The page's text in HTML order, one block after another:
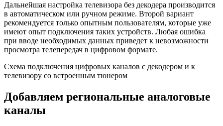
Дальнейшая настройка телевизора без декодера производится
в автоматическом или ручном режиме. Второй вариант
рекомендуется только опытным пользователям, которые уже
имеют опыт подключения таких устройств. Любая ошибка
при вводе необходимых данных приведет к невозможности
просмотра телепередач в цифровом формате.
Схема подключения цифровых каналов с декодером и к
телевизору со встроенным тюнером
Добавляем региональные аналоговые
каналы